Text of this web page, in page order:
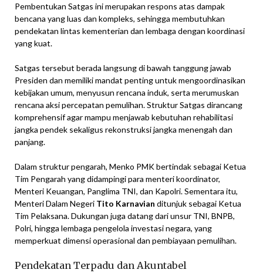
Pembentukan Satgas ini merupakan respons atas dampak
bencana yang luas dan kompleks, sehingga membutuhkan
pendekatan lintas kementerian dan lembaga dengan koordinasi
yang kuat.
Satgas tersebut berada langsung di bawah tanggung jawab
Presiden dan memiliki mandat penting untuk mengoordinasikan
kebijakan umum, menyusun rencana induk, serta merumuskan
rencana aksi percepatan pemulihan. Struktur Satgas dirancang
komprehensif agar mampu menjawab kebutuhan rehabilitasi
jangka pendek sekaligus rekonstruksi jangka menengah dan
panjang.
Dalam struktur pengarah, Menko PMK bertindak sebagai Ketua
Tim Pengarah yang didampingi para menteri koordinator,
Menteri Keuangan, Panglima TNI, dan Kapolri. Sementara itu,
Menteri Dalam Negeri Tito Karnavian ditunjuk sebagai Ketua
Tim Pelaksana. Dukungan juga datang dari unsur TNI, BNPB,
Polri, hingga lembaga pengelola investasi negara, yang
memperkuat dimensi operasional dan pembiayaan pemulihan.
Pendekatan Terpadu dan Akuntabel